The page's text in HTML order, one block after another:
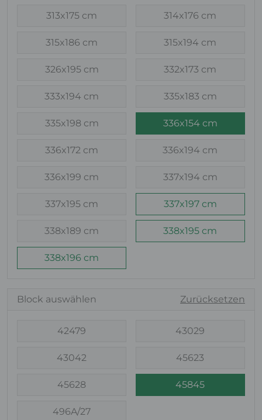
313x175 cm 314x176 cm
315x186 cm 315x194 cm
326x195 cm 332x173 cm
333x194 cm 335x183 cm
335x198 cm 336x154 cm
336x172 cm 336x194 cm
336x199 cm 337x194 cm
337x195 cm 337x197 cm
338x189 cm 338x195 cm
338x196 cm
Block auswählen Zurücksetzen
42479 43029
43042 45623
45628 45845
496A/27